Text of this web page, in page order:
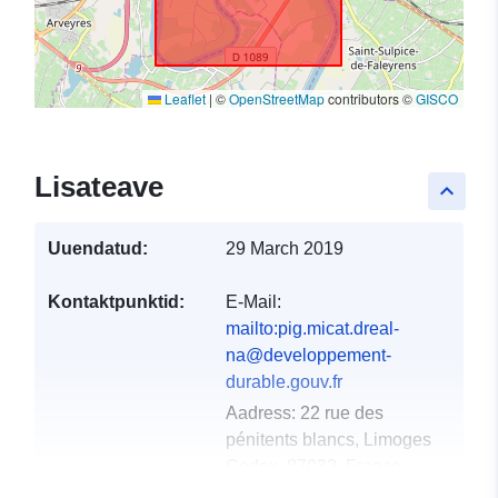
Leaflet | ©OpenStreetMapcontributors ©GISCO
keyboard_arrow_up
Lisateave
Uuendatud: 29 March 2019
Kontaktpunktid:
E-Mail:
mailto:pig.micat.dreal-
na@developpement-
durable.gouv.fr
Aadress: 22 rue des
pénitents blancs, Limoges